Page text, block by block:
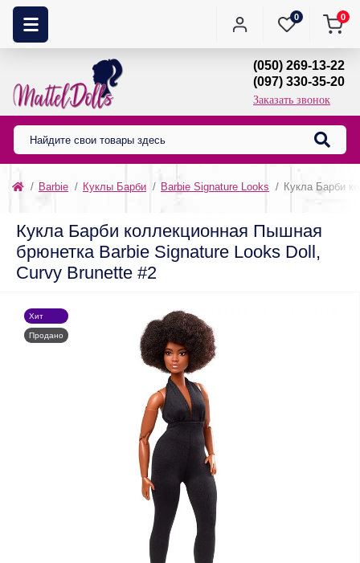
0 0
(050) 269-13-22
(097) 330-35-20
Заказать звонок
Barbie Куклы Барби Barbie Signature Looks Кукла Барби
Кукла Барби коллекционная Пышная
брюнетка Barbie Signature Looks Doll,
Curvy Brunette #2
Хит
Продано